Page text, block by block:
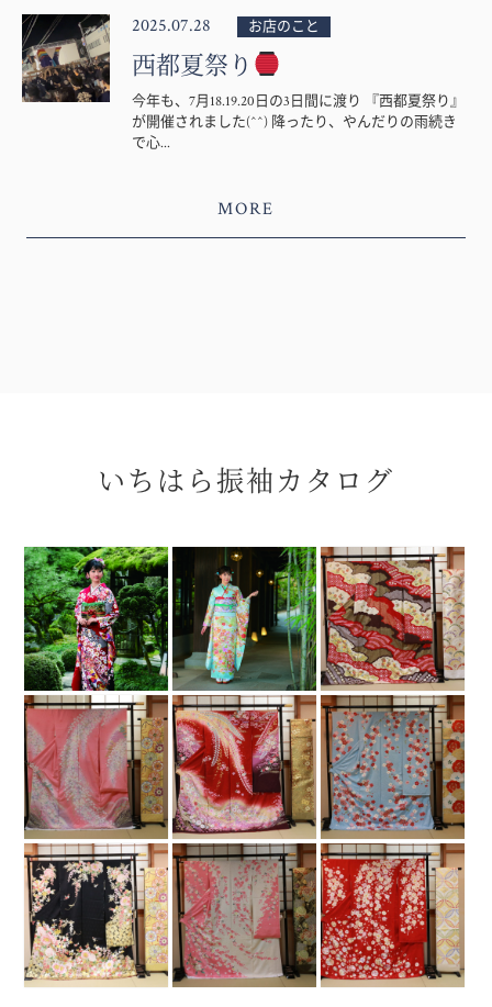
2025.07.28 お店のこと
西都夏祭り
今年も、7月18.19.20日の3日間に渡り 『西都夏祭り』
が開催されました(^^) 降ったり、やんだりの雨続き
で心...
MORE
いちはら振袖カタログ